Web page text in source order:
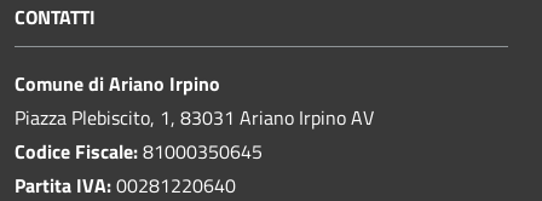
CONTATTI
Comune di Ariano Irpino
Piazza Plebiscito, 1, 83031 Ariano Irpino AV
Codice Fiscale:81000350645
Partita IVA:00281220640